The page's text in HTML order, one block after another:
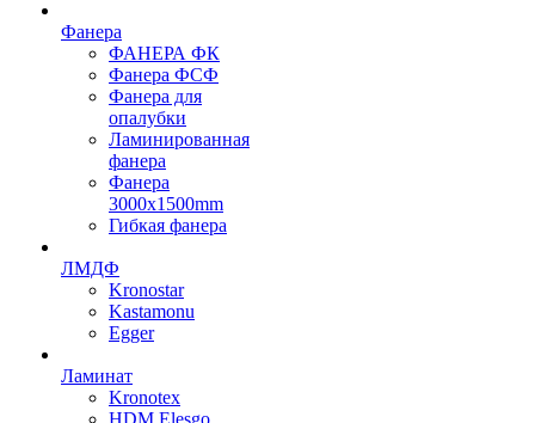
Фанера
ФАНЕРА ФК
Фанера ФСФ
Фанера для
опалубки
Ламинированная
фанера
Фанера
3000х1500mm
Гибкая фанера
ЛМДФ
Kronostar
Kastamonu
Egger
Ламинат
Kronotex
HDM Elesgo